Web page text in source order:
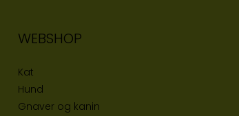
WEBSHOP
Kat
Hund
Gnaver og kanin